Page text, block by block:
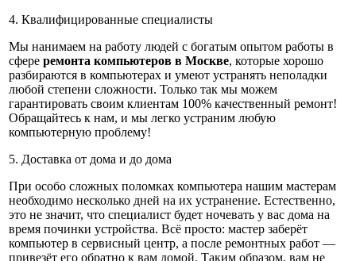
4. Квалифицированные специалисты
Мы нанимаем на работу людей с богатым опытом работы в
сфере ремонта компьютеров в Москве, которые хорошо
разбираются в компьютерах и умеют устранять неполадки
любой степени сложности. Только так мы можем
гарантировать своим клиентам 100% качественный ремонт!
Обращайтесь к нам, и мы легко устраним любую
компьютерную проблему!
5. Доставка от дома и до дома
При особо сложных поломках компьютера нашим мастерам
необходимо несколько дней на их устранение. Естественно,
это не значит, что специалист будет ночевать у вас дома на
время починки устройства. Всё просто: мастер заберёт
компьютер в сервисный центр, а после ремонтных работ —
привезёт его обратно к вам домой. Таким образом, вам не